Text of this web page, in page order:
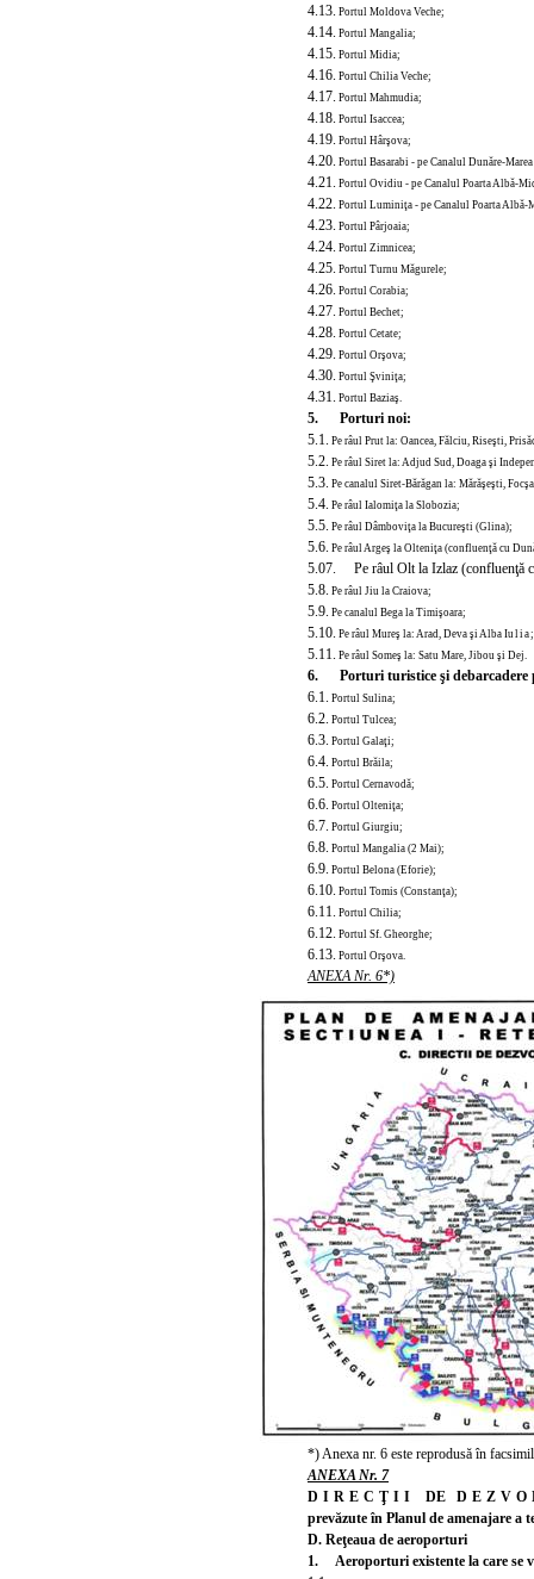
4.13. Portul Moldova Veche;
4.14. Portul Mangalia;
4.15. Portul Midia;
4.16. Portul Chilia Veche;
4.17. Portul Mahmudia;
4.18. Portul Isaccea;
4.19. Portul Hârşova;
4.20. Portul Basarabi - pe Canalul Dunăre-
4.21. Portul Ovidiu - pe Canalul Poarta Albă-
4.22. Portul Luminiţa - pe Canalul Poarta Albă-
4.23. Portul Pârjoaia;
4.24. Portul Zimnicea;
4.25. Portul Turnu Măgurele;
4.26. Portul Corabia;
4.27. Portul Bechet;
4.28. Portul Cetate;
4.29. Portul Orşova;
4.30. Portul Şviniţa;
4.31. Portul Baziaş.
5. Porturi noi:
5.1.
Pe râul Prut la: Oancea, Fălciu, Riseşti,
5.2. Pe râul Siret la: Adjud Sud, Doaga şi
5.3. Pe canalul Siret-Bărăgan la: Mărăşeşti,
5.4. Pe râul Ialomiţa la Slobozia;
5.5. Pe râul Dâmboviţa la Bucureşti (Glina);
5.6. Pe râul Argeş la Olteniţa (confluenţă cu
5.07. Pe râul Olt la Izlaz (confluenţă
5.8. Pe râul Jiu la Craiova;
5.9. Pe canalul Bega la Timişoara;
5.10. Pe râul Mureş la: Arad, Deva şi Alba Iulia;
5.11. Pe râul Someş la: Satu Mare, Jibou şi Dej.
6. Porturi turistice şi debarcadere
6.1.
Portul Sulina;
6.2. Portul Tulcea;
6.3. Portul Galaţi;
6.4. Portul Brăila;
6.5. Portul Cernavodă;
6.6. Portul Olteniţa;
6.7. Portul Giurgiu;
6.8. Portul Mangalia (2 Mai);
6.9. Portul Belona (Eforie);
6.10. Portul Tomis (Constanţa);
6.11. Portul Chilia;
6.12. Portul Sf. Gheorghe;
6.13. Portul Orşova.
ANEXA Nr. 6*)
*) Anexa nr. 6 este reprodusă în
ANEXA Nr. 7
DIRECŢII
DE
prevăzute în Planul de amenajare
D. Reţeaua de aeroporturi
1. Aeroporturi existente la care se